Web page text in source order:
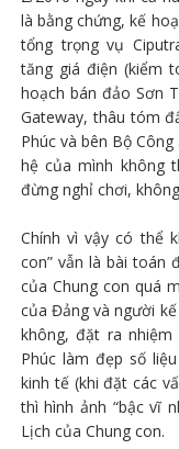
là bằng chứng, kế
tổng trọng vụ
tăng giá điện (kiểm
hoạch bán đảo Sơn
Gateway, thâu tóm
Phúc và bên Bộ
hệ của mình không
đừng nghỉ chơi,
Chính vì vậy có thể
con” vẫn là bài toán
của Chung con quá
của Đảng và người
không, đặt ra nhiệm
Phúc làm đẹp số
kinh tế (khi đặt các
thì hình ảnh “bậc vĩ
Lịch của Chung con.